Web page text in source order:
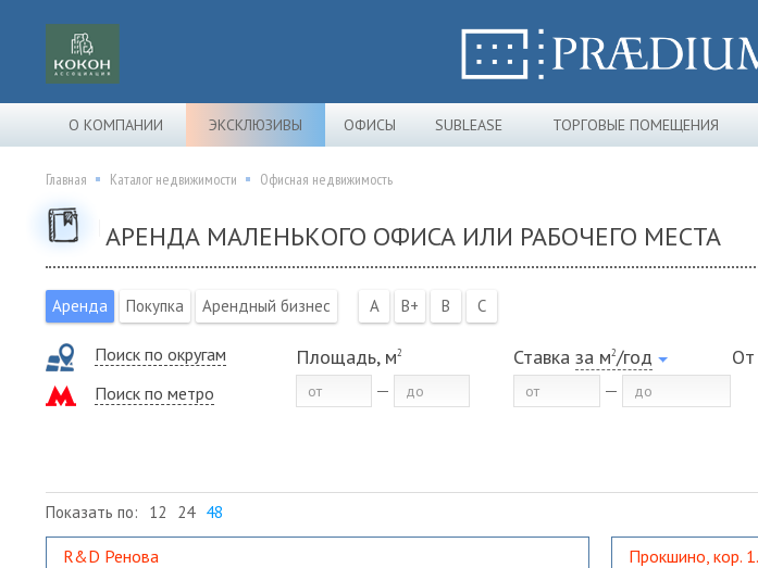
О КОМПАНИИ ЭКСКЛЮЗИВЫ ОФИСЫ SUBLEASE ТОРГОВЫЕ ПОМЕЩЕНИЯ
Главная Каталог недвижимости Офисная недвижимость
АРЕНДА МАЛЕНЬКОГО ОФИСА ИЛИ РАБОЧЕГО МЕСТА
Аренда Покупка Арендный бизнес A B+ B C
Поиск по округам
Поиск по метро
Площадь, м2 Ставка за м2/год
Показать по: 12 24 48
R&D Ренова Прокшино, кор.